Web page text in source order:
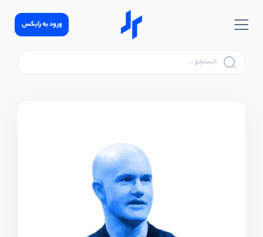
ورود به رابکس